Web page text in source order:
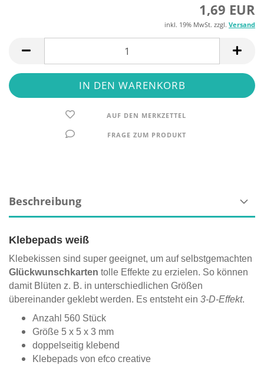
1,69 EUR
inkl. 19% MwSt. zzgl. Versand
AUF DEN MERKZETTEL
FRAGE ZUM PRODUKT
Beschreibung
Klebepads weiß
Klebekissen sind super geeignet, um auf selbstgemachten
Glückwunschkarten tolle Effekte zu erzielen. So können
damit Blüten z. B. in unterschiedlichen Größen
übereinander geklebt werden. Es entsteht ein 3-D-Effekt.
Anzahl 560 Stück
Größe 5 x 5 x 3 mm
doppelseitig klebend
Klebepads von efco creative